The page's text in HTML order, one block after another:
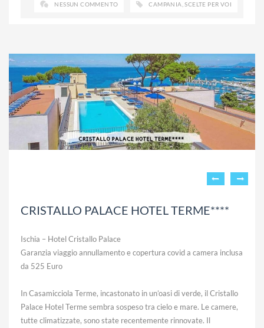
NESSUN COMMENTO CAMPANIA ,SCELTE PER VOI
CRISTALLO PALACE HOTEL TERME****
Ischia – Hotel Cristallo Palace
Garanzia viaggio annullamento e copertura covid a camera inclusa
da 525 Euro
In Casamicciola Terme, incastonato in un’oasi di verde, il Cristallo
Palace Hotel Terme sembra sospeso tra cielo e mare. Le camere,
tutte climatizzate, sono state recentemente rinnovate. Il